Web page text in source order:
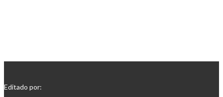
Editado por: